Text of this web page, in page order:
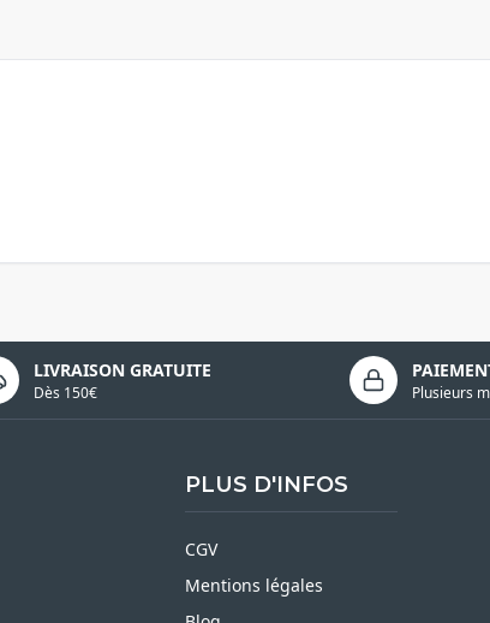
LIVRAISON GRATUITE
Dès 150€ Plusieurs
PLUS D'INFOS
CGV
Mentions légales